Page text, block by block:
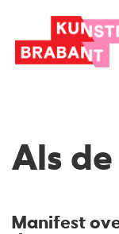
Als
Manifest